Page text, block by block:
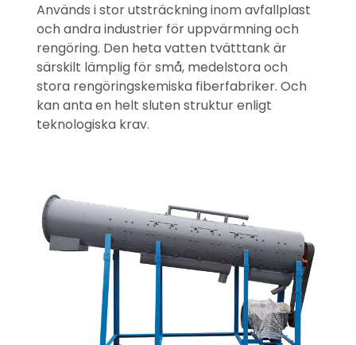
Används i stor utsträckning inom avfallplast
och andra industrier för uppvärmning och
rengöring. Den heta vatten tvätttank är
särskilt lämplig för små, medelstora och
stora rengöringskemiska fiberfabriker. Och
kan anta en helt sluten struktur enligt
teknologiska krav.